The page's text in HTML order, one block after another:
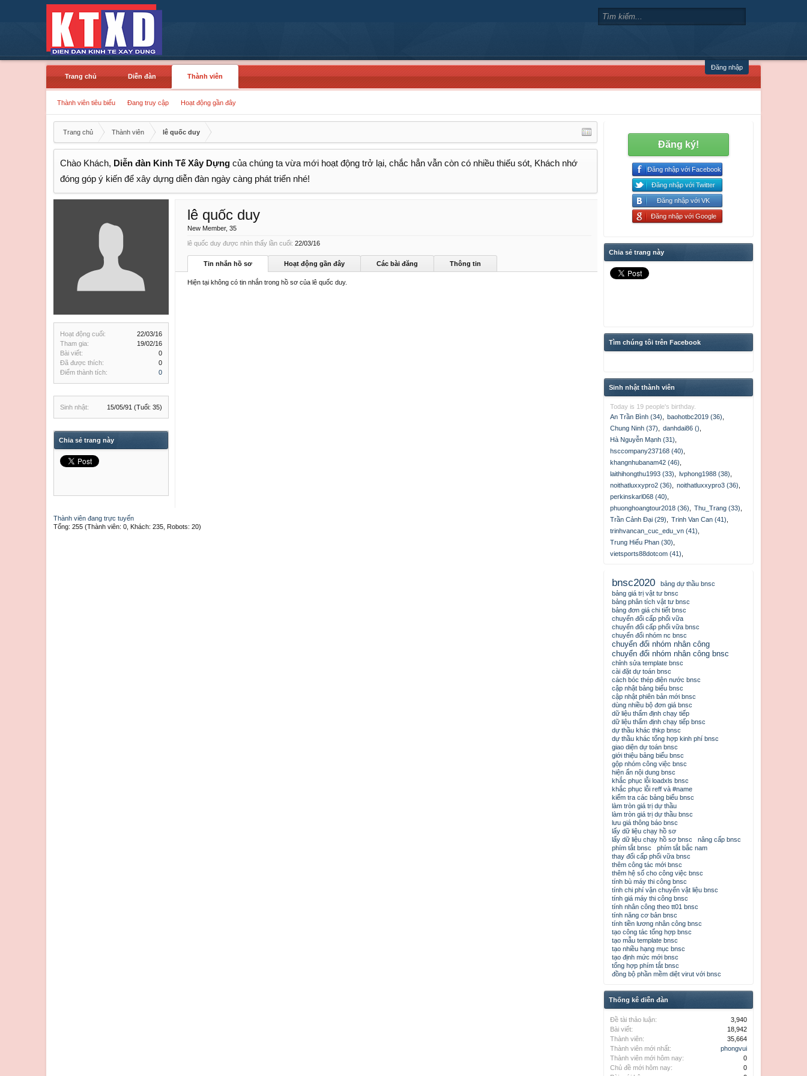
Đăng nhập
Trang chủ
Diễn đàn Thành viên
Thành viên tiêu biểu Đang truy cập Hoạt động gần đây
Trang chủ Thành viên lê quốc duy
Chào Khách, Diễn đàn Kinh Tế Xây Dựng của chúng ta vừa mới hoạt động trở lại, chắc hẳn vẫn còn có nhiều thiếu sót, Khách nhớ
đóng góp ý kiến để xây dựng diễn đàn ngày càng phát triển nhé!
Hoạt động cuối:
22/03/16
Tham gia:
19/02/16
Bài viết:
0
Đã được thích:
0
Điểm thành tích:
0
Sinh nhật: 15/05/91 (Tuổi: 35)
Chia sẻ trang này
lê quốc duy
New Member, 35
lê quốc duy được nhìn thấy lần cuối: 22/03/16
Tin nhắn hồ sơ Hoạt động gần đây Các bài đăng Thông tin
Hiện tại không có tin nhắn trong hồ sơ của lê quốc duy.
Thành viên đang trực tuyến
Tổng: 255 (Thành viên: 0, Khách: 235, Robots: 20)
Đăng ký!
Đăng nhập với Facebook
Đăng nhập với Twitter
Đăng nhập với VK
Đăng nhập với Google
Chia sẻ trang này
Tìm chúng tôi trên Facebook
Sinh nhật thành viên
Today is 19 people's birthday.
An Trần Bình (34)
baohotbc2019 (36)
Chung Ninh (37)
danhdai86 ()
Hà Nguyễn Mạnh (31)
hsccompany237168 (40)
khangnhubanam42 (46)
laithihongthu1993 (33)
lvphong1988 (38)
noithatluxxypro2 (36)
noithatluxxypro3 (36)
perkinskarl068 (40)
phuonghoangtour2018 (36)
Thu_Trang (33)
Trần Cảnh Đại (29)
Trinh Van Can (41)
trinhvancan_cuc_edu_vn (41)
Trung Hiếu Phan (30)
vietsports88dotcom (41)
bnsc2020
bảng dự thầu bnsc
bảng giá trị vật tư bnsc
bảng phân tích vật tư bnsc
bảng đơn giá chi tiết bnsc
chuyển đổi cấp phối vữa
chuyển đổi cấp phối vữa bnsc
chuyển đổi nhóm nc bnsc
chuyển đổi nhóm nhân công
chuyển đổi nhóm nhân công bnsc
chỉnh sửa template bnsc
cài đặt dự toán bnsc
cách bóc thép điện nước bnsc
cập nhật bảng biểu bnsc
cập nhật phiên bản mới bnsc
dùng nhiều bộ đơn giá bnsc
dữ liệu thẩm định chạy tiếp
dữ liệu thẩm định chạy tiếp bnsc
dự thầu khác thkp bnsc
dự thầu khác tổng hợp kinh phí bnsc
giao diện dự toán bnsc
giới thiệu bảng biểu bnsc
gộp nhóm công việc bnsc
hiện ẩn nội dung bnsc
khắc phục lỗi loadxls bnsc
khắc phục lỗi reff và #name
kiểm tra các bảng biểu bnsc
làm tròn giá trị dự thầu
làm tròn giá trị dự thầu bnsc
lưu giá thông báo bnsc
lấy dữ liệu chạy hồ sơ
lấy dữ liệu chạy hồ sơ bnsc
nâng cấp bnsc
phím tắt bnsc
phím tắt bắc nam
thay đổi cấp phối vữa bnsc
thêm công tác mới bnsc
thêm hệ số cho công việc bnsc
tính bù máy thi công bnsc
tính chi phí vận chuyển vật liệu bnsc
tính giá máy thi công bnsc
tính nhân công theo tt01 bnsc
tính năng cơ bản bnsc
tính tiền lương nhân công bnsc
tạo công tác tổng hợp bnsc
tạo mẫu template bnsc
tạo nhiều hạng mục bnsc
tạo định mức mới bnsc
tổng hợp phím tắt bnsc
đồng bộ phần mềm diệt virut với bnsc
Thống kê diễn đàn
Đề tài thảo luận:
3,940
Bài viết:
18,942
Thành viên:
35,664
Thành viên mới nhất:
phongvui
Thành viên mới hôm nay:
0
Chủ đề mới hôm nay:
0